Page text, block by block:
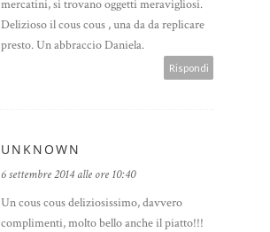
mercatini, si trovano oggetti meravigliosi.
Delizioso il cous cous , una da da replicare
presto. Un abbraccio Daniela.
Rispondi
UNKNOWN
6 settembre 2014 alle ore 10:40
Un cous cous deliziosissimo, davvero
complimenti, molto bello anche il piatto!!!